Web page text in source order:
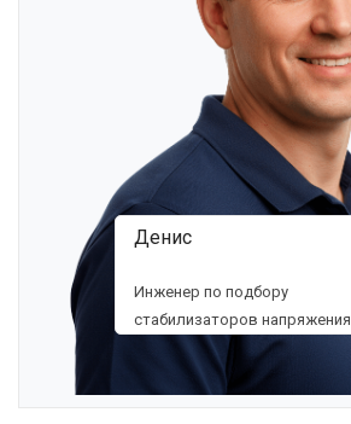
Денис
Инженер по подбору
стабилизаторов напряжения